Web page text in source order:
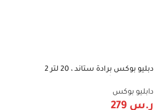
-51%
دبليو بوكس برادة ستاند ، 20 لتر 2
ستيل، وصول عادي- KWD-708
دابليو بوكس
ر.س